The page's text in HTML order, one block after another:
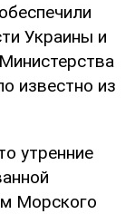
Украины и
известно из
утренние
Морского